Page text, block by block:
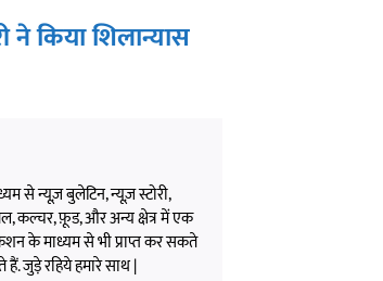
ने किया शिलान्यास
से न्यूज़ बुलेटिन, न्यूज़ स्टोरी,
खेल, कल्चर, फ़ूड, और अन्य क्षेत्र में एक
के माध्यम से भी प्राप्त कर सकते
जुड़े रहिये हमारे साथ |